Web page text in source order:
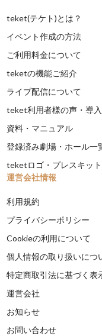
teket(テケト)とは？
イベント作成の方法
ご利用料金について
teketの機能ご紹介
ライブ配信について
teket利用者様の声・導
資料・マニュアル
登録済み劇場・ホール一
teketロゴ・プレスキット
運営会社情報
利用規約
プライバシーポリシー
Cookieの利用について
個人情報の取り扱いにつ
特定商取引法に基づく表
運営会社
お知らせ
お問い合わせ